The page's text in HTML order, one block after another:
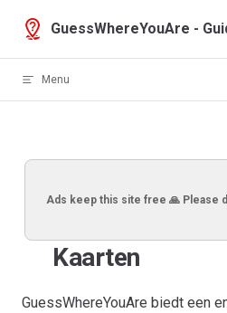
Skip to content
GuessWhereYouAre -
Menu
Ads keep this site free 🙏 Please
Kaarten
GuessWhereYouAre biedt een